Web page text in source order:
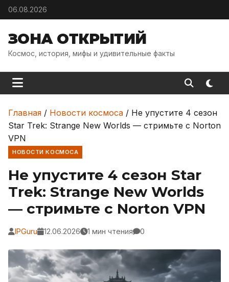
Skip to content
06.08.2026
ЗОНА ОТКРЫТИЙ
Космос, история, мифы и удивительные факты
Главная / Новости космоса / Не упустите 4 сезон
Star Trek: Strange New Worlds — стримьте с Norton
VPN
НОВОСТИ КОСМОСА
Не упустите 4 сезон Star
Trek: Strange New Worlds
— стримьте с Norton VPN
IPGuru 12.06.2026 1 мин чтения 0